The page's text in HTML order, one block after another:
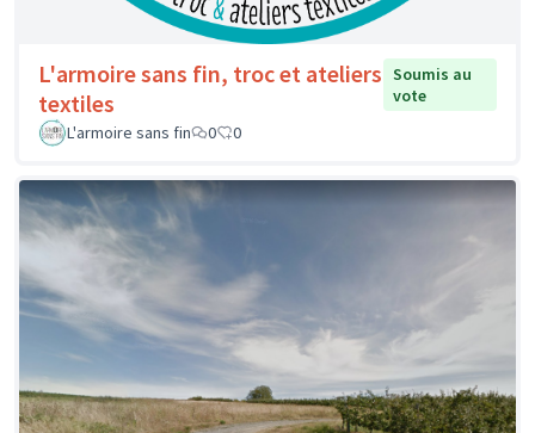
L'armoire sans fin, troc et ateliers
textiles
Soumis au
vote
L'armoire sans fin
0 0